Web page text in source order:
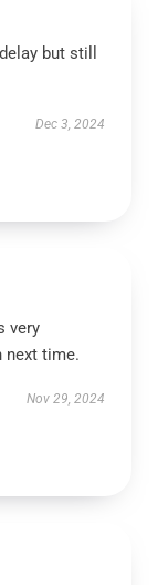
but still
Dec 3, 2024
very
next time.
Nov 29, 2024